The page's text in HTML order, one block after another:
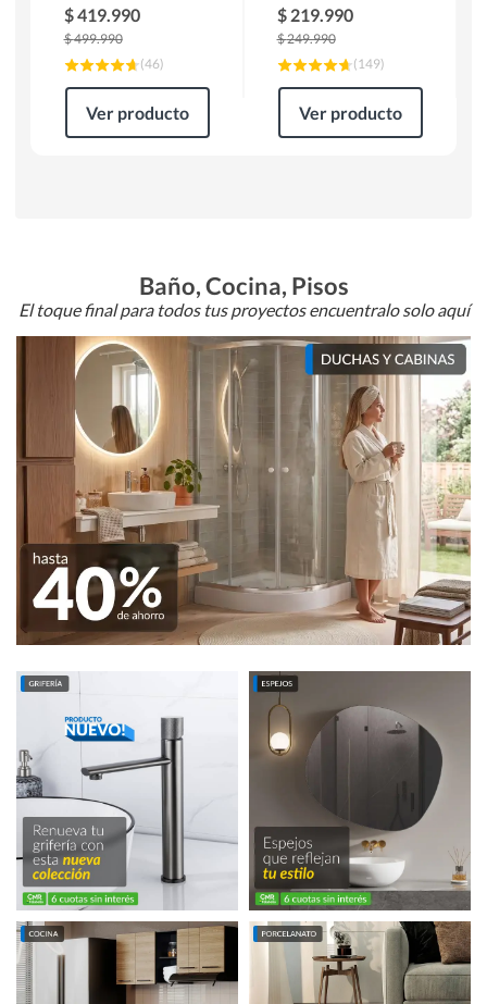
$419.990
$499.990
(46)
Ver producto
$ 219.990
$249.990
(149)
Ver producto
Baño, Cocina, Pisos
El toque final para todos tus proyectos encuentralo solo aquí